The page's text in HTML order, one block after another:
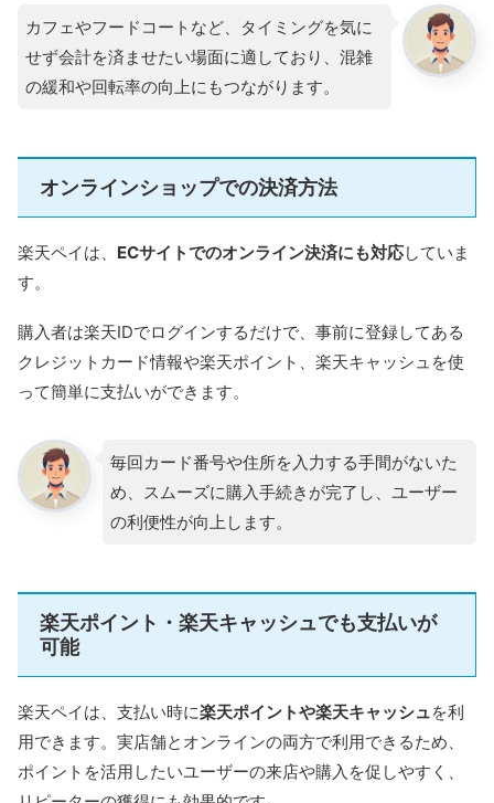
カフェやフードコートなど、タイミングを気に
せず会計を済ませたい場面に適しており、混雑
の緩和や回転率の向上にもつながります。
オンラインショップでの決済方法
楽天ペイは、 ECサイトでのオンライン決済にも対応していま
す。
購入者は楽天IDでログインするだけで、事前に登録してある
クレジットカード情報や楽天ポイント、楽天キャッシュを使
って簡単に支払いができます。
毎回カード番号や住所を入力する手間がないた
め、スムーズに購入手続きが完了し、ユーザー
の利便性が向上します。
楽天ポイント・楽天キャッシュでも支払いが
可能
楽天ペイは、支払い時に楽天ポイントや楽天キャッシュを利
用できます。実店舗とオンラインの両方で利用できるため、
ポイントを活用したいユーザーの来店や購入を促しやすく、